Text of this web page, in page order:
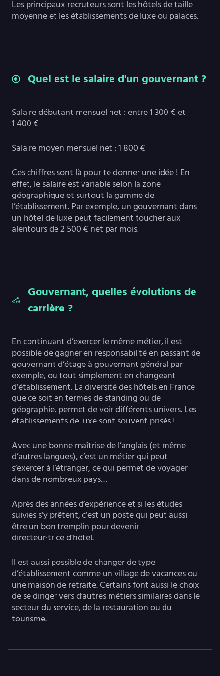
Les principaux recruteurs sont les hôtels de taille
moyenne et les établissements de luxe ou palaces.
Quel est le salaire d'un gouvernant ?
Salaire débutant mensuel net : entre 1 300 € et
1 400 €
Salaire moyen mensuel net : 1 800 €
Ces chiffres sont là pour te donner une idée ! En
effet, le salaire est variable selon la zone
géographique et surtout la gamme de
l’établissement. Par exemple, un gouvernant dans
un hôtel de luxe peut facilement toucher aux
alentours de 2 500 € net par mois.
Gouvernant, quelles évolutions de
carrière ?
En continuant d’exercer le même métier, il est
possible de gagner en responsabilité en passant de
gouvernant d’étage à gouvernant général par
exemple, ou tout simplement en changeant
d’établissement. La diversité des hôtels en France
que ce soit en termes de standing ou de
géographie, permet de voir différents univers. Les
établissements de luxe sont souvent prisés !
Avec une bonne maîtrise de l’anglais (et même
d’autres langues), c’est un métier qui peut
s’exercer à l’étranger, ce qui permet de voyager
dans de nombreux pays…
Après des années d’expérience et si les études
suivies s’y prêtent, c’est un poste qui peut aussi
être un bon tremplin pour devenir
directeur·trice d’hôtel.
Il est aussi possible de changer de type
d’établissement comme un village de vacances ou
une maison de retraite. Certains font aussi le choix
de se diriger vers d’autres métiers similaires dans le
secteur du service, de la restauration ou du
tourisme.